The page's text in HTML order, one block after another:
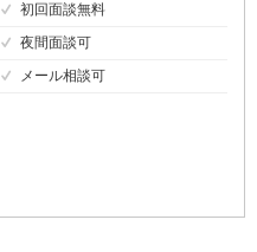
初回面談無料
夜間面談可
メール相談可